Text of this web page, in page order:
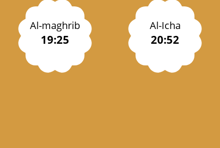
Al-maghrib
19:25
Al-Icha
20:52